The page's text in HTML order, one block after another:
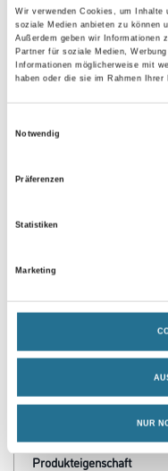
Wir verwenden Cookies, um Inhalte
soziale Medien anbieten zu können
Außerdem geben wir Informationen
Partner für soziale Medien,
Informationen möglicherweise mit
haben oder die sie im Rahmen
Notwendig
Präferenzen
Statistiken
Marketing
NUR
Umrechnungsfaktoren
Produkteigenschaft